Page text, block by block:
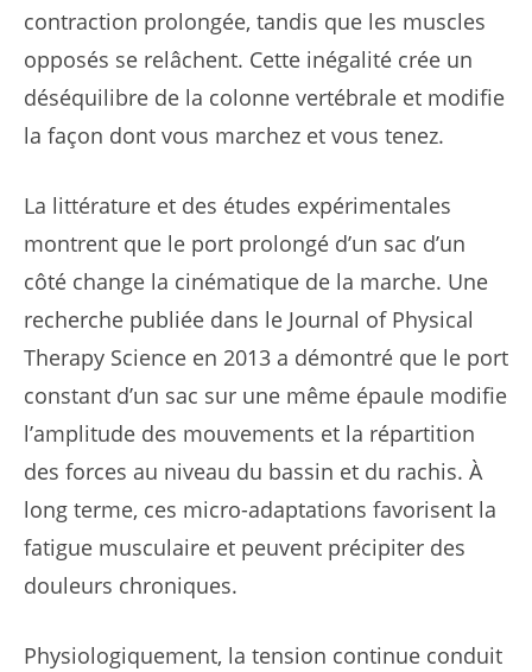
contraction prolongée, tandis que les muscles
opposés se relâchent. Cette inégalité crée un
déséquilibre de la colonne vertébrale et modifie
la façon dont vous marchez et vous tenez.
La littérature et des études expérimentales
montrent que le port prolongé d’un sac d’un
côté change la cinématique de la marche. Une
recherche publiée dans le Journal of Physical
Therapy Science en 2013 a démontré que le port
constant d’un sac sur une même épaule modifie
l’amplitude des mouvements et la répartition
des forces au niveau du bassin et du rachis. À
long terme, ces micro-adaptations favorisent la
fatigue musculaire et peuvent précipiter des
douleurs chroniques.
Physiologiquement, la tension continue conduit